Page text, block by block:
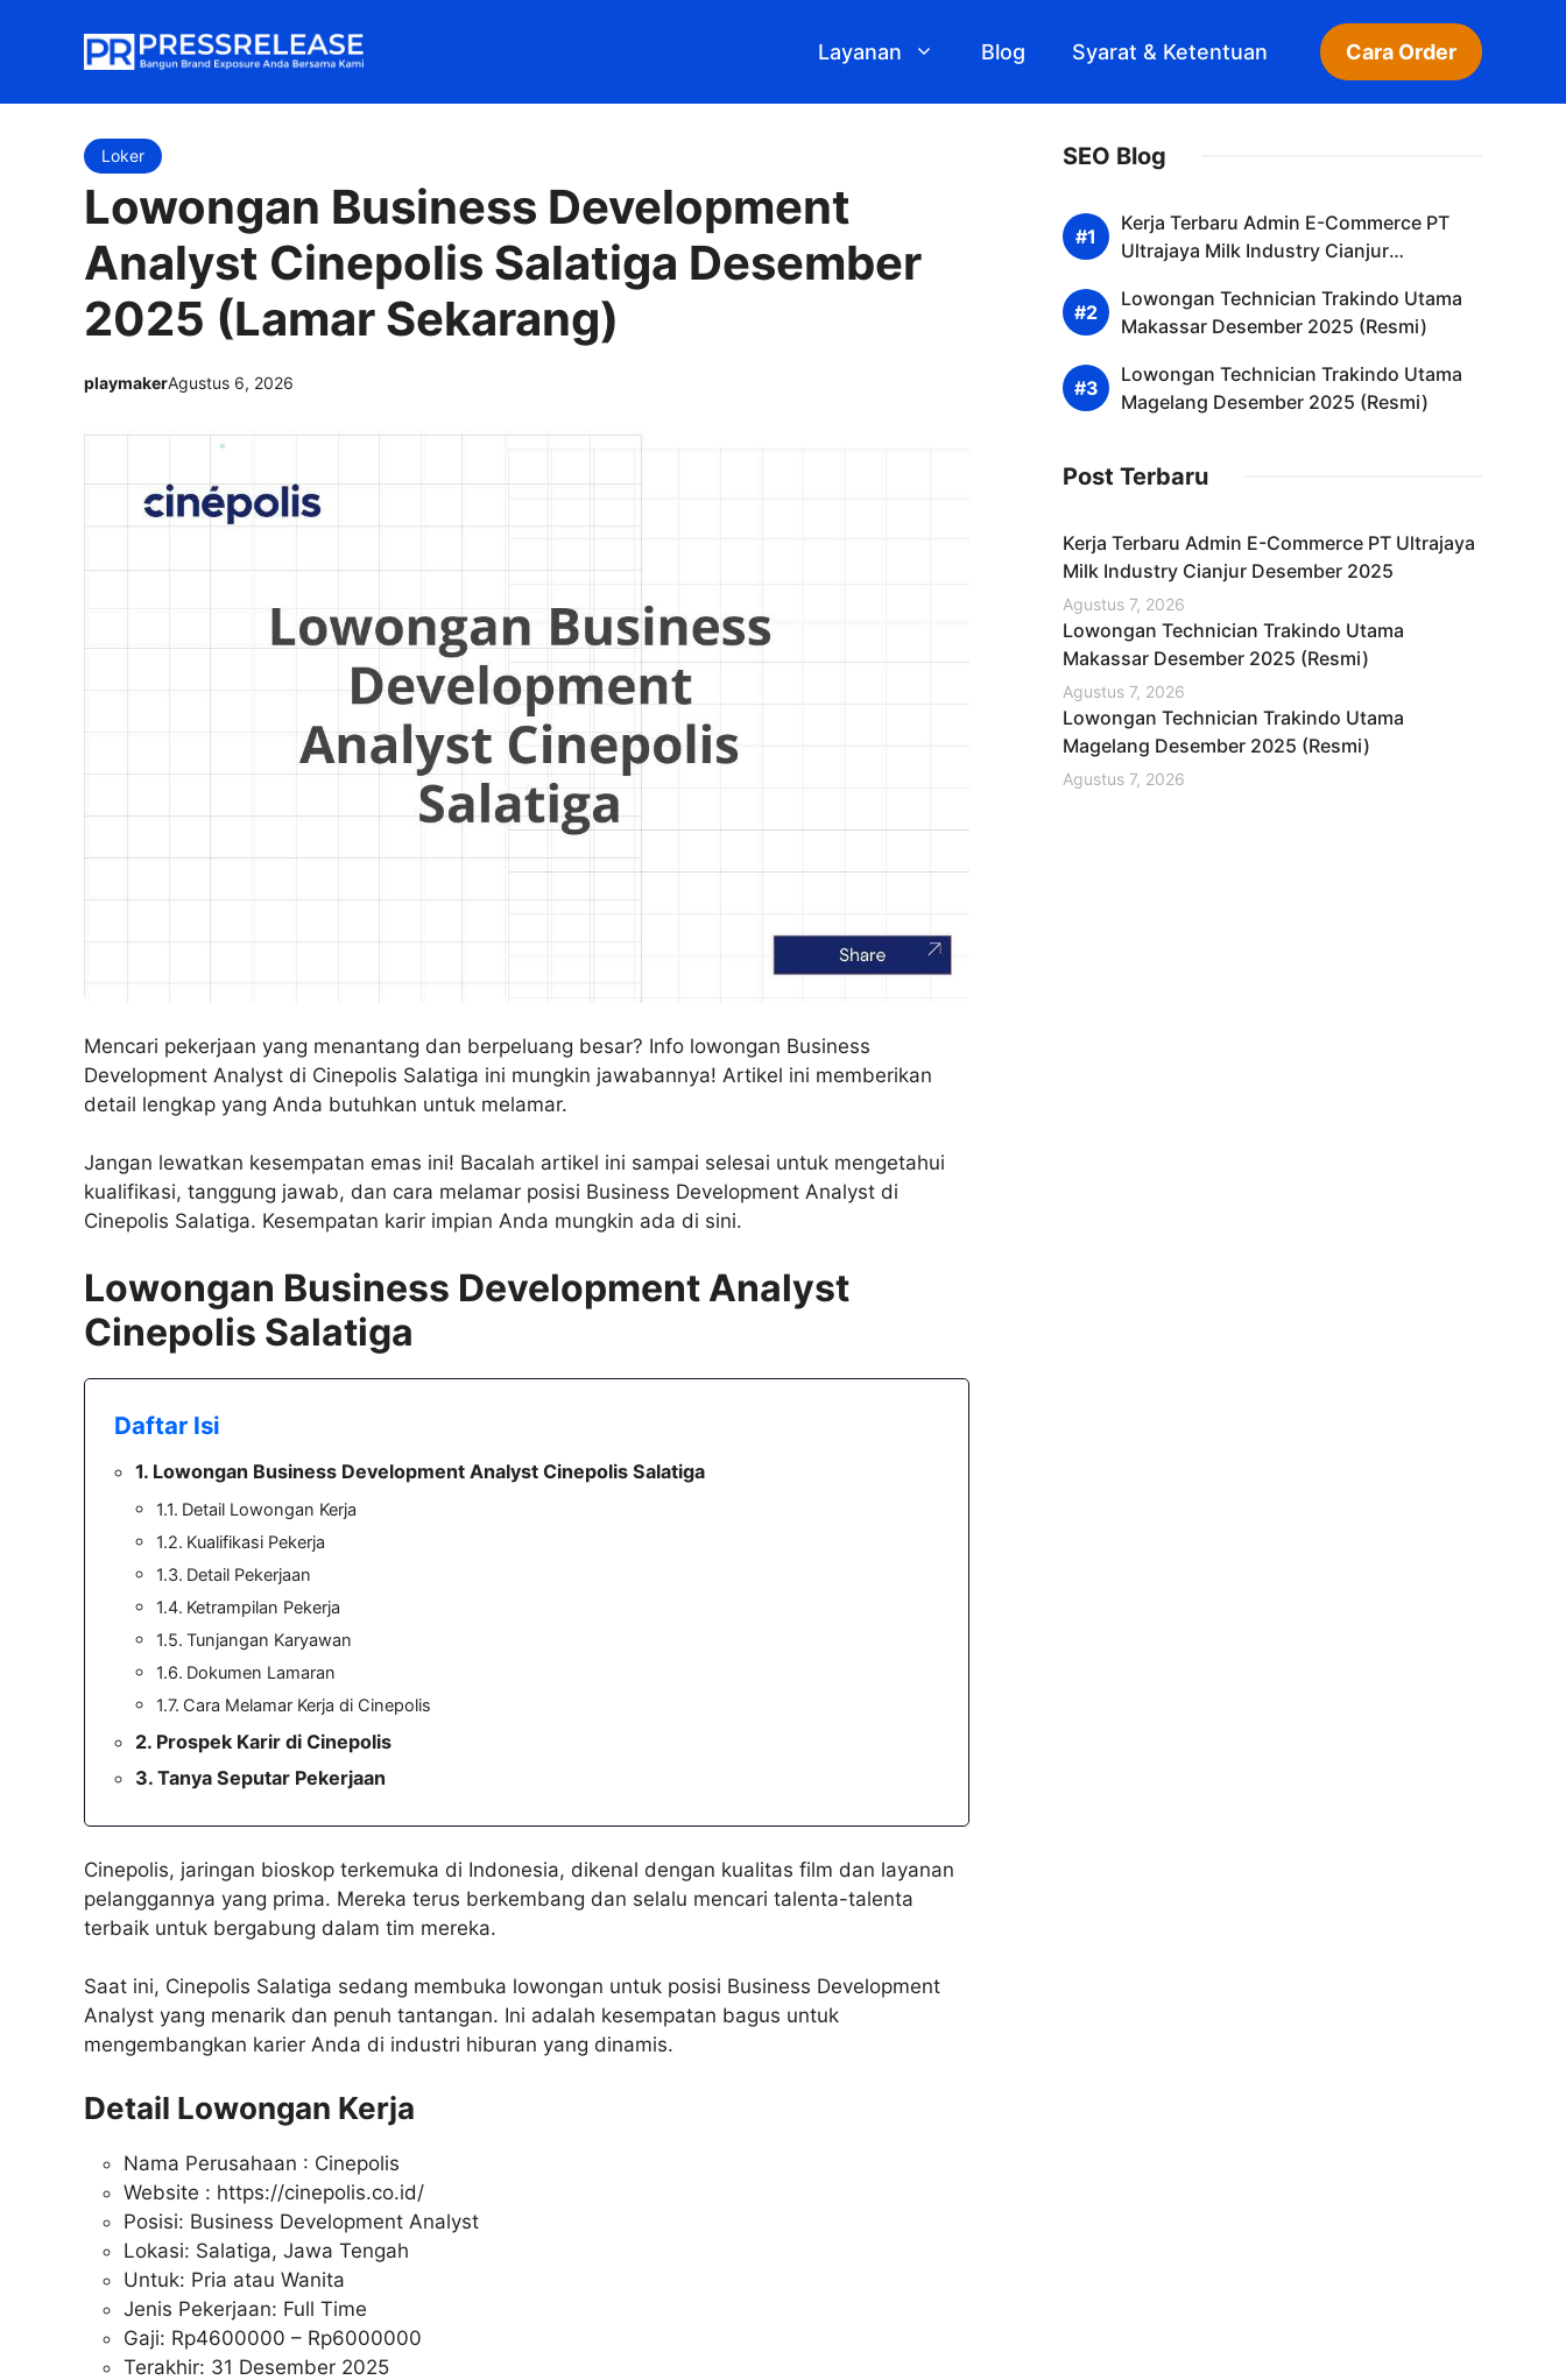
Layanan Blog Syarat & Ketentuan Cara Order
Loker
Lowongan Business Development
Analyst Cinepolis Salatiga Desember
2025 (Lamar Sekarang)
playmakerAgustus 6, 2026
Mencari pekerjaan yang menantang dan berpeluang besar? Info lowongan Business
Development Analyst di Cinepolis Salatiga ini mungkin jawabannya! Artikel ini memberikan
detail lengkap yang Anda butuhkan untuk melamar.
Jangan lewatkan kesempatan emas ini! Bacalah artikel ini sampai selesai untuk mengetahui
kualifikasi, tanggung jawab, dan cara melamar posisi Business Development Analyst di
Cinepolis Salatiga. Kesempatan karir impian Anda mungkin ada di sini.
Lowongan Business Development Analyst
Cinepolis Salatiga
Daftar Isi
Lowongan Business Development Analyst Cinepolis Salatiga
Detail Lowongan Kerja
Kualifikasi Pekerja
Detail Pekerjaan
Ketrampilan Pekerja
Tunjangan Karyawan
Dokumen Lamaran
Cara Melamar Kerja di Cinepolis
Prospek Karir di Cinepolis
Tanya Seputar Pekerjaan
Cinepolis, jaringan bioskop terkemuka di Indonesia, dikenal dengan kualitas film dan layanan
pelanggannya yang prima. Mereka terus berkembang dan selalu mencari talenta-talenta
terbaik untuk bergabung dalam tim mereka.
Saat ini, Cinepolis Salatiga sedang membuka lowongan untuk posisi Business Development
Analyst yang menarik dan penuh tantangan. Ini adalah kesempatan bagus untuk
mengembangkan karier Anda di industri hiburan yang dinamis.
Detail Lowongan Kerja
Nama Perusahaan : Cinepolis
Website : https://cinepolis.co.id/
Posisi: Business Development Analyst
Lokasi: Salatiga, Jawa Tengah
Untuk: Pria atau Wanita
Jenis Pekerjaan: Full Time
Gaji: Rp4600000 – Rp6000000
Terakhir: 31 Desember 2025
SEO Blog
Kerja Terbaru Admin E-Commerce PT
Ultrajaya Milk Industry Cianjur
Lowongan Technician Trakindo Utama
Makassar Desember 2025 (Resmi)
Lowongan Technician Trakindo Utama
Magelang Desember 2025 (Resmi)
Post Terbaru
Kerja Terbaru Admin E-Commerce PT Ultrajaya
Milk Industry Cianjur Desember 2025
Agustus 7, 2026
Lowongan Technician Trakindo Utama
Makassar Desember 2025 (Resmi)
Agustus 7, 2026
Lowongan Technician Trakindo Utama
Magelang Desember 2025 (Resmi)
Agustus 7, 2026